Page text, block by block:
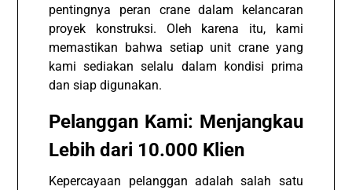
pentingnya peran crane dalam kelancaran
proyek konstruksi. Oleh karena itu, kami
memastikan bahwa setiap unit crane yang
kami sediakan selalu dalam kondisi prima
dan siap digunakan.
Pelanggan Kami: Menjangkau
Lebih dari 10.000 Klien
Kepercayaan pelanggan adalah salah satu